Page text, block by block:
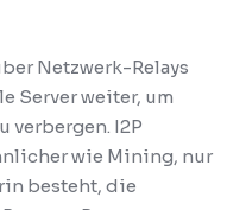
Netzwerk-Relays
Server weiter, um
verbergen. I2P
wie Mining, nur
besteht, die